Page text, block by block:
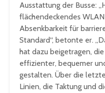
Ausstattung der Busse:
flächendeckendes
Absenkbarkeit für
Standard“, betonte er.
hat dazu beigetragen,
effizienter, bequemer
gestalten. Über die
Linien, die Taktung und